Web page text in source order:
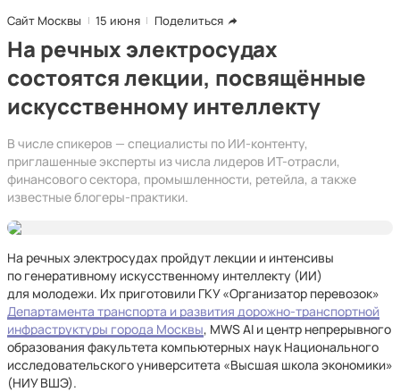
Сайт Москвы 15 июня Поделиться
На речных электросудах
состоятся лекции, посвящённые
искусственному интеллекту
В числе спикеров — специалисты по ИИ-контенту,
приглашенные эксперты из числа лидеров ИТ-отрасли,
финансового сектора, промышленности, ретейла, а также
известные блогеры-практики.
На речных электросудах пройдут лекции и интенсивы
по генеративному искусственному интеллекту (ИИ)
для молодежи. Их приготовили ГКУ «Организатор перевозок»
Департамента транспорта и развития дорожно-транспортной
инфраструктуры города Москвы, MWS AI и центр непрерывного
образования факультета компью­терных наук Национального
исследовательского университета «Высшая школа экономики»
(НИУ ВШЭ).